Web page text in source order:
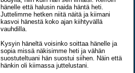
hänelle että halusin naida häntä heti.
Juttelimme hetken niitä näitä ja kiimani
kasvoi hänestä koko ajan kiihtyvällä
vauhdilla.
Kysyin häneltä voisinko soittaa hänelle ja
sopia missä näkisimme heti ja vähän
suostuteltuani hän suostui siihen. Näin että
hänkin oli kiimassa juttelustani.